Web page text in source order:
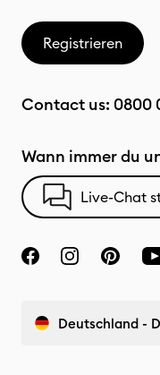
Registrieren
Contact us: 0800
Wann immer du
Live-Chat
Deutschland -